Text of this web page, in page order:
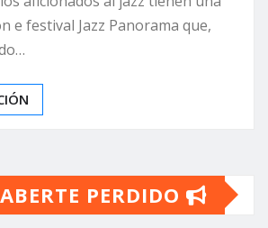
e festival Jazz Panorama que,
PERDIDO